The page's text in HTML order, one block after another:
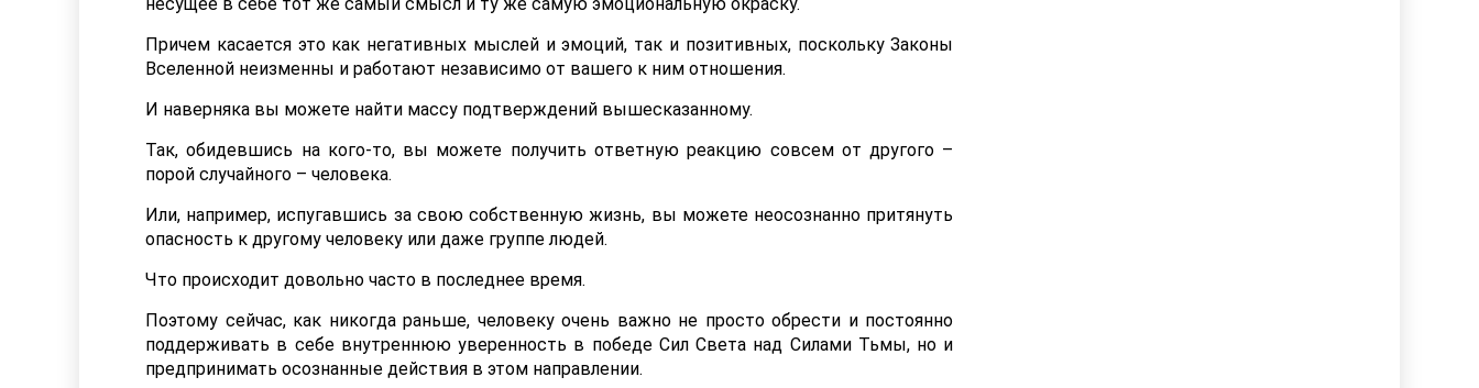
Причем касается это как негативных мыслей и эмоций, так и позитивных, поскольку Законы
Вселенной неизменны и работают независимо от вашего к ним отношения.
И наверняка вы можете найти массу подтверждений вышесказанному.
Так, обидевшись на кого-то, вы можете получить ответную реакцию совсем от другого –
порой случайного – человека.
Или, например, испугавшись за свою собственную жизнь, вы можете неосознанно притянуть
опасность к другому человеку или даже группе людей.
Что происходит довольно часто в последнее время.
Поэтому сейчас, как никогда раньше, человеку очень важно не просто обрести и постоянно
поддерживать в себе внутреннюю уверенность в победе Сил Света над Силами Тьмы, но и
предпринимать осознанные действия в этом направлении.